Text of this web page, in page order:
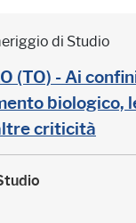
di Studio
(TO) - Ai
biologico,
criticità